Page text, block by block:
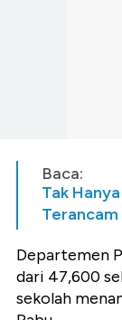
Baca:
Tak
Terancam
Departemen
dari 47,600
sekolah